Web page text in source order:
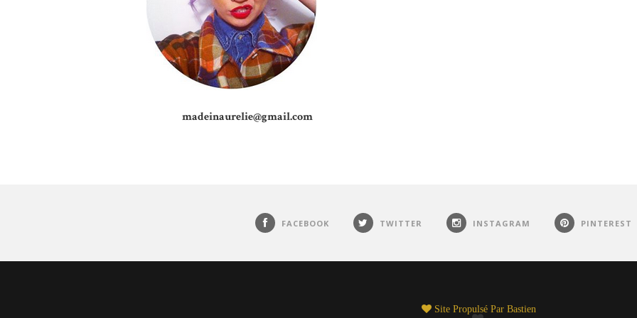
madeinaurelie@gmail.com
FACEBOOK TWITTER INSTAGRAM PINTEREST
Site Propulsé Par Bastien